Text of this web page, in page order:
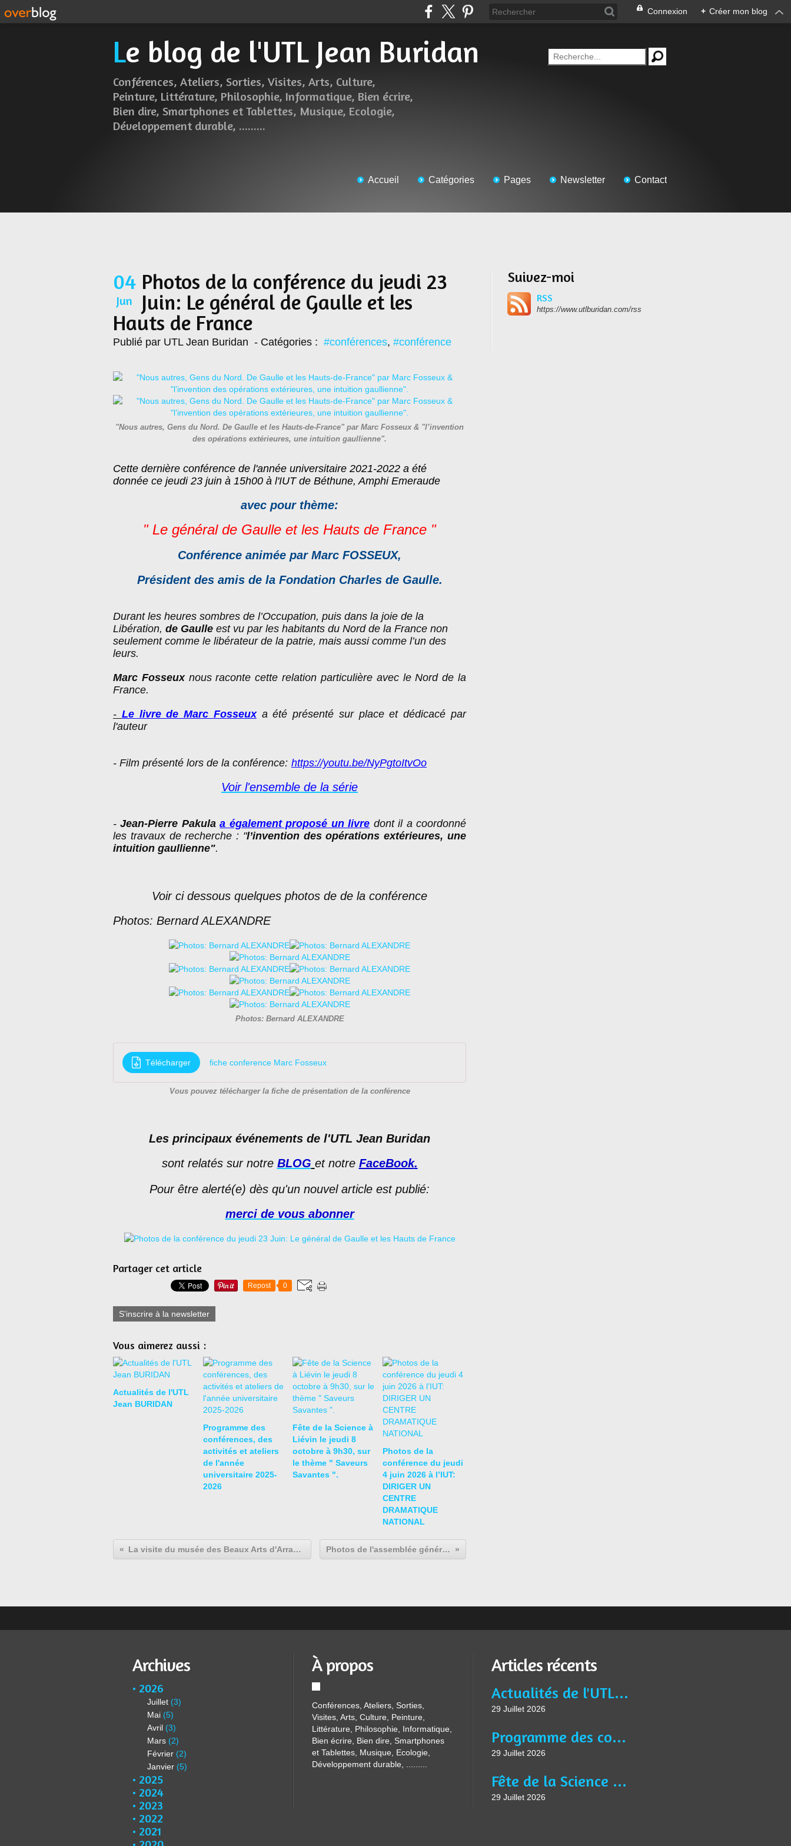
Connexion + Créer mon blog
Le blog de l'UTL Jean Buridan
Conférences, Ateliers, Sorties, Visites, Arts, Culture,
Peinture, Littérature, Philosophie, Informatique, Bien écrire,
Bien dire, Smartphones et Tablettes, Musique, Ecologie,
Développement durable, .........
Accueil Catégories Pages Newsletter Contact
04
Jun
Photos de la conférence du jeudi 23
Juin: Le général de Gaulle et les
Hauts de France
Publié par UTL Jean Buridan - Catégories : #conférences, #conférence
"Nous autres, Gens du Nord. De Gaulle et les Hauts-de-France" par Marc Fosseux & "l’invention
des opérations extérieures, une intuition gaullienne".
Cette dernière conférence de l'année universitaire 2021-2022 a été
donnée ce jeudi 23 juin à 15h00 à l'IUT de Béthune, Amphi Emeraude
avec pour thème:
" Le général de Gaulle et les Hauts de France "
Conférence animée par Marc FOSSEUX,
Président des amis de la Fondation Charles de Gaulle.
Durant les heures sombres de l’Occupation, puis dans la joie de la
Libération, de Gaulle est vu par les habitants du Nord de la France non
seulement comme le libérateur de la patrie, mais aussi comme l’un des
leurs.
Marc Fosseux nous raconte cette relation particulière avec le Nord de la
France.
- Le livre de Marc Fosseux a été présenté sur place et dédicacé par
l'auteur
- Film présenté lors de la conférence: https://youtu.be/NyPgtoItvOo
Voir l'ensemble de la série
- Jean-Pierre Pakulaa également proposé un livre dont il a coordonné
les travaux de recherche : "l’invention desopérations extérieures, une
intuition gaullienne".
Voir ci dessous quelques photos de de la conférence
Photos: Bernard ALEXANDRE
Photos: Bernard ALEXANDRE
Télécharger fiche conference Marc Fosseux
Vous pouvez télécharger la fiche de présentation de la conférence
Les principaux événements de l'UTL Jean Buridan
sont relatés sur notre BLOG et notre FaceBook.
Pour être alerté(e) dès qu'un nouvel article est publié:
merci de vous abonner
Partager cet article
Repost 0
S'inscrire à la newsletter
Vous aimerez aussi :
Actualités de l'UTL
Jean BURIDAN
Programme des
conférences, des
activités et ateliers
de l'année
universitaire 2025-
2026
Fête de la Science à
Liévin le jeudi 8
octobre à 9h30, sur
le thème " Saveurs
Savantes ".
Photos de la
conférence du jeudi
4 juin 2026 à l’IUT:
DIRIGER UN
CENTRE
DRAMATIQUE
NATIONAL
La visite du musée des Beaux Arts d'Arras est reportée à une date ultérieure. Photos de l'assemblée générale du jeudi 22 septembre
Suivez-moi
RSS
https://www.utlburidan.com/rss
Archives
2026
Juillet (3)
Mai (5)
Avril (3)
Mars (2)
Février (2)
Janvier (5)
2025
2024
2023
2022
2021
À propos
Conférences, Ateliers, Sorties,
Visites, Arts, Culture, Peinture,
Littérature, Philosophie, Informatique,
Bien écrire, Bien dire, Smartphones
et Tablettes, Musique, Ecologie,
Développement durable, .........
Articles récents
Actualités de l'UTL Jean BURIDAN
29 Juillet 2026
Programme des conférences, des activités et ateliers de l'année universitaire 2025-2026
29 Juillet 2026
Fête de la Science à Liévin le jeudi 8 octobre à 9h30, sur le thème " Saveurs Savantes ".
29 Juillet 2026